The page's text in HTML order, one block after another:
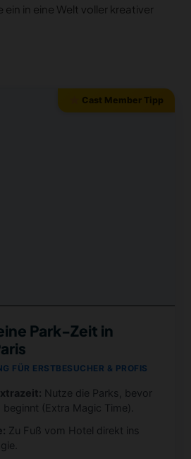
ein in eine Welt voller kreativer
Cast Member Tipp
Park-Zeit in
FÜR ERSTBESUCHER & PROFIS
Nutze die Parks, bevor
(Extra Magic Time).
Zu Fuß vom Hotel direkt ins